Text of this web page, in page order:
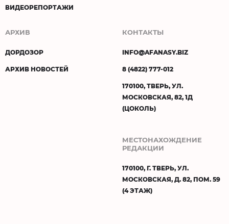
ВИДЕОРЕПОРТАЖИ
АРХИВ
ДОРДОЗОР
АРХИВ НОВОСТЕЙ
КОНТАКТЫ
INFO@AFANASY.BIZ
8 (4822) 777-012
170100, ТВЕРЬ, УЛ.
МОСКОВСКАЯ, 82, 1Д
(ЦОКОЛЬ)
МЕСТОНАХОЖДЕНИЕ
РЕДАКЦИИ
170100, Г. ТВЕРЬ, УЛ.
МОСКОВСКАЯ, Д. 82, ПОМ. 59
(4 ЭТАЖ)